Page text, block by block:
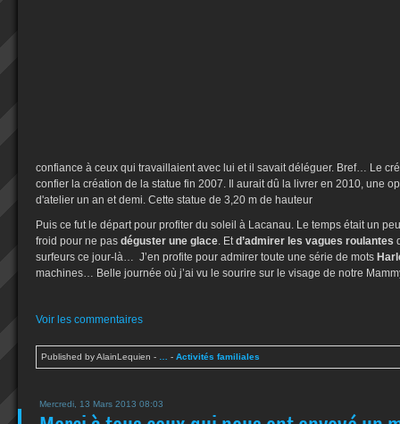
confiance à ceux qui travaillaient avec lui et il savait déléguer. Bref… Le
confier la création de la statue fin 2007. Il aurait dû la livrer en 2010, une
d'atelier un an et demi. Cette statue de 3,20 m de hauteur
Puis ce fut le départ pour profiter du soleil à Lacanau. Le temps était un
froid pour ne pas déguster une glace. Etd’admirer les vagues roulantes
surfeurs ce jour-là… J’en profite pour admirer toute une série de mots
machines… Belle journée où j’ai vu le sourire sur le visage de notre
Voir les commentaires
Published by AlainLequien - … - Activités familiales
Mercredi, 13 Mars 2013 08:03